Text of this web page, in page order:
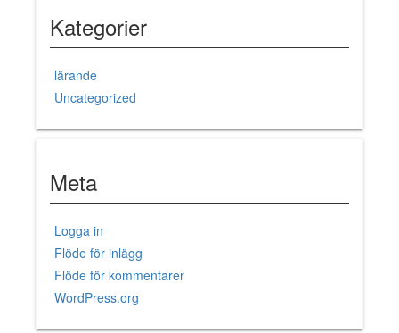
Kategorier
lärande
Uncategorized
Meta
Logga in
Flöde för inlägg
Flöde för kommentarer
WordPress.org